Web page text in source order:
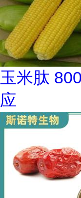
玉米肽
应